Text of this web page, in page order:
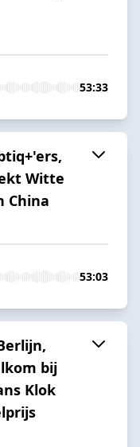
53:33
Witte
China
53:03
bij
Klok